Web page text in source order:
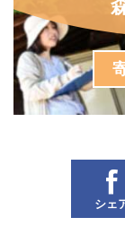
シェ